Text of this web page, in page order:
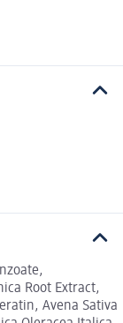
Root Extract,
Avena Sativa